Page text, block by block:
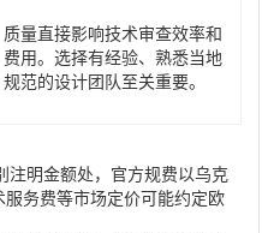
质量直接影响技术审查效率和
费用。选择有经验、熟悉当地
规范的设计团队至关重要。
明金额处，官方规费以乌克
务费等市场定价可能约定欧